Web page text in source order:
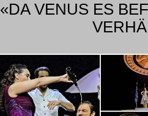
«DA VENUS ES